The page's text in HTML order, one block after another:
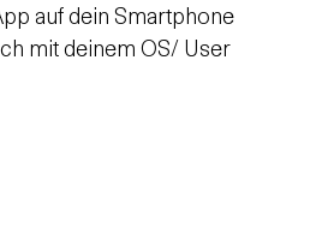
auf dein Smartphone
mit deinem OS/ User